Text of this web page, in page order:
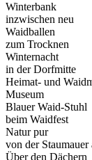
Winterbank
inzwischen neu
Waidballen
zum Trocknen
Winternacht
in der Dorfmitte
Heimat- und
Museum
Blauer Waid-Stuhl
beim Waidfest
Natur pur
von der Staumauer
Über den Dächern